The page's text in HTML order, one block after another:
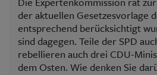
der aktuellen Gesetzesvorlage
entsprechend berücksichtigt
sind dagegen. Teile der SPD
rebellieren auch drei CDU-
dem Osten. Wie denken Sie